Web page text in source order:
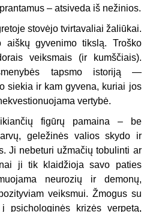
– atsiveda iš nežinios.
stovėjo tvirtavaliai žaliūkai.
aiškų gyvenimo tikslą. Troško
veiksmais (ir kumščiais).
tapsmo istoriją —
siekia ir kam gyvena, kuriai jos
vertybė.
figūrų pamaina – be
geležinės valios skydo ir
Ji nebeturi užmačių tobulinti ar
ji tik klaidžioja savo paties
neurozių ir demonų,
veiksmui. Žmogus su
psichologinės krizės verpetą,